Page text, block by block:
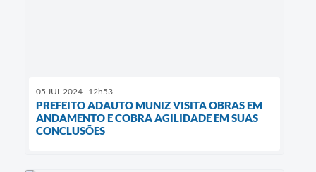
05 JUL 2024 - 12h53
PREFEITO ADAUTO MUNIZ VISITA OBRAS EM
ANDAMENTO E COBRA AGILIDADE EM SUAS
CONCLUSÕES